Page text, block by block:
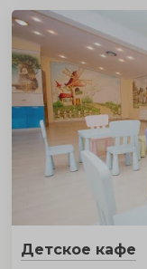
Детское кафе